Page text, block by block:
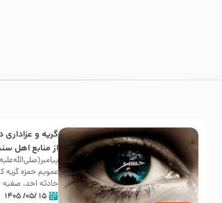
گریه و
از منابع اهل
عمویم حمزه گریه
حادثه احد،
۱۵ /۰۵/ ۱۴۰۵